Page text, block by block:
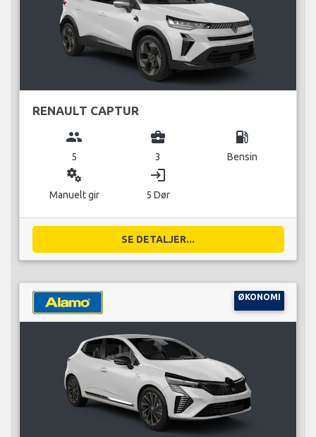
RENAULT CAPTUR
group
5
business_center
3
local_gas_station
Bensin
miscellaneous_services
Manuelt gir
login
5 Dør
SE DETALJER...
ØKONOMI